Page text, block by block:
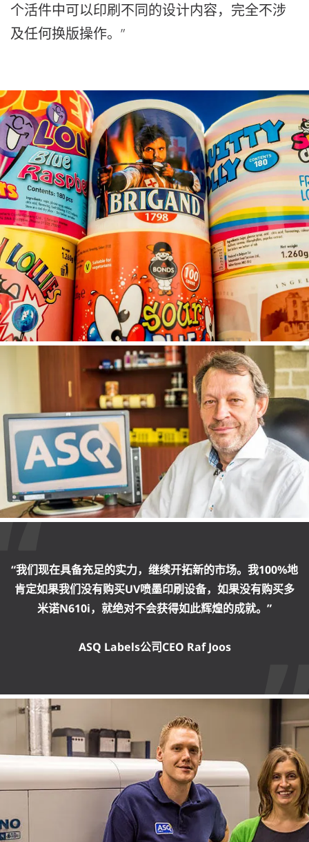
个活件中可以印刷不同的设计内容，完全不涉
及任何换版操作。”
“我们现在具备充足的实力，继续开拓新的市场。我100%地
肯定如果我们没有购买UV喷墨印刷设备，如果没有购买多
米诺N610i，就绝对不会获得如此辉煌的成就。”
ASQ Labels公司CEO Raf Joos